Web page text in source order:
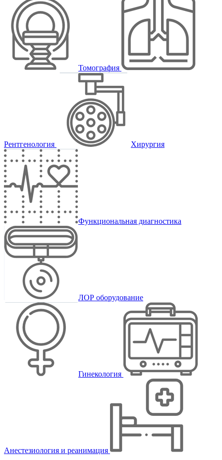
Томография
Рентгенология Хирургия
Функциональная диагностика
ЛОР оборудование
Гинекология
Анестезиология и реанимация